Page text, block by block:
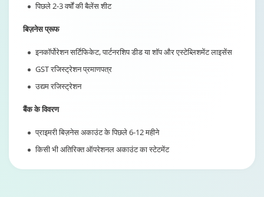
पिछले 2-3 वर्षों की बैलेंस शीट
बिज़नेस प्रूफ
इनकॉर्पोरेशन सर्टिफिकेट, पार्टनरशिप डीड या शॉप और एस्टेब्लिशमेंट लाइसेंस
GST रजिस्ट्रेशन प्रमाणपत्र
उद्यम रजिस्ट्रेशन
बैंक के विवरण
प्राइमरी बिज़नेस अकाउंट के पिछले 6-12 महीने
किसी भी अतिरिक्त ऑपरेशनल अकाउंट का स्टेटमेंट